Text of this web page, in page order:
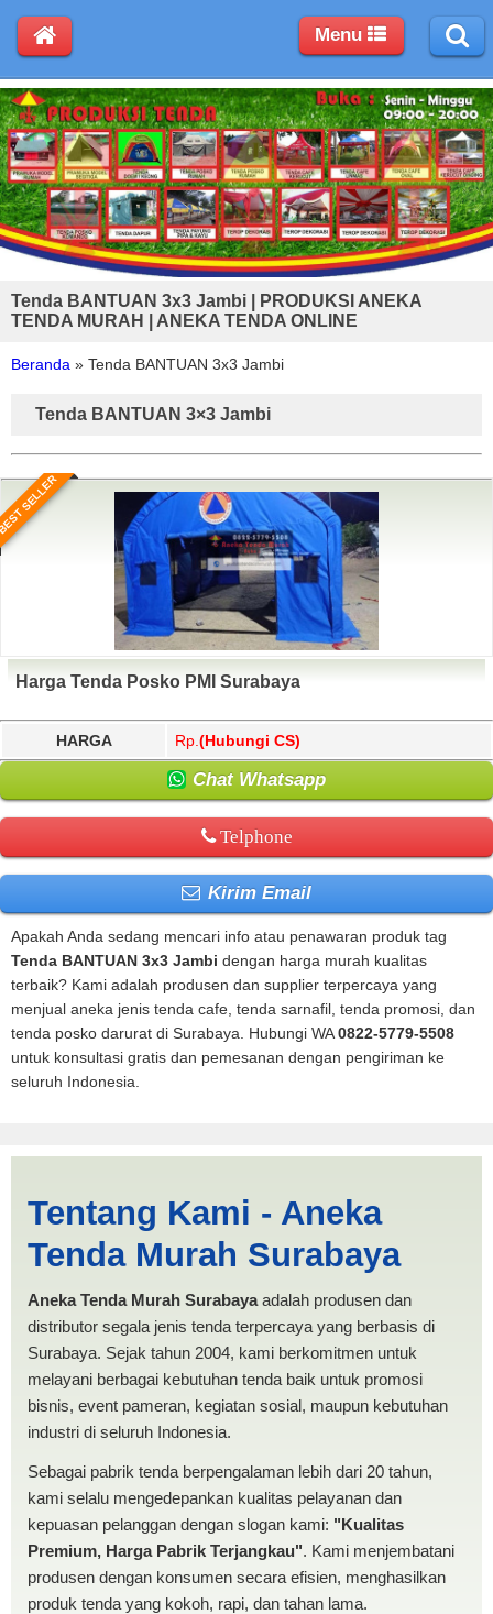
Tenda BANTUAN 3x3 Jambi | PRODUKSI ANEKA
TENDA MURAH | ANEKA TENDA ONLINE
Beranda » Tenda BANTUAN 3x3 Jambi
Tenda BANTUAN 3×3 Jambi
SELLER
Harga Tenda Posko PMI Surabaya
HARGA Rp. (Hubungi CS)
Chat Whatsapp
Telphone
Kirim Email
Apakah Anda sedang mencari info atau penawaran produk tag
Tenda BANTUAN 3x3 Jambi dengan harga murah kualitas
terbaik? Kami adalah produsen dan supplier terpercaya yang
menjual aneka jenis tenda cafe, tenda sarnafil, tenda promosi, dan
tenda posko darurat di Surabaya. Hubungi WA0822-5779-5508
untuk konsultasi gratis dan pemesanan dengan pengiriman ke
seluruh Indonesia.
PRODUKSI ANEKA TENDA
MURAH
Tentang Kami - Aneka
Tenda Murah Surabaya
Aneka Tenda Murah Surabayaadalah produsen dan
distributor segala jenis tenda terpercaya yang berbasis di
Surabaya. Sejak tahun 2004, kami berkomitmen untuk
melayani berbagai kebutuhan tenda baik untuk promosi
bisnis, event pameran, kegiatan sosial, maupun kebutuhan
industri di seluruh Indonesia.
Sebagai pabrik tenda berpengalaman lebih dari 20 tahun,
kami selalu mengedepankan kualitas pelayanan dan
kepuasan pelanggan dengan slogan kami: "Kualitas
Premium, Harga Pabrik Terjangkau". Kami menjembatani
produsen dengan konsumen secara efisien, menghasilkan
produk tenda yang kokoh, rapi, dan tahan lama.
Menu